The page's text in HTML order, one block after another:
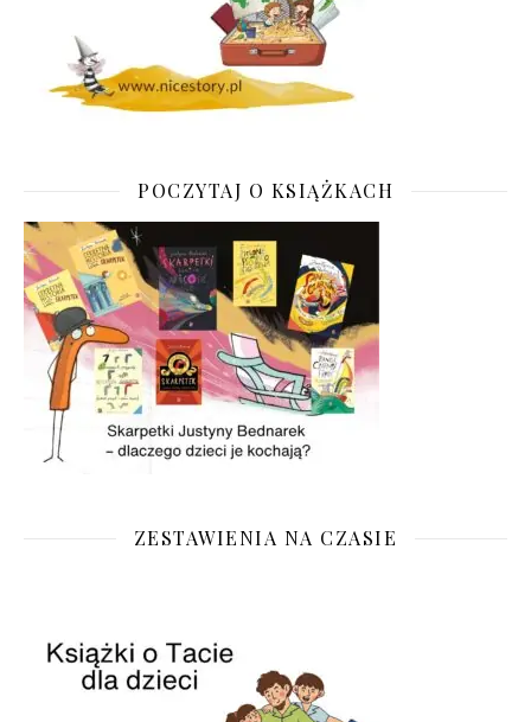
POCZYTAJ O KSIĄŻKACH
ZESTAWIENIA NA CZASIE